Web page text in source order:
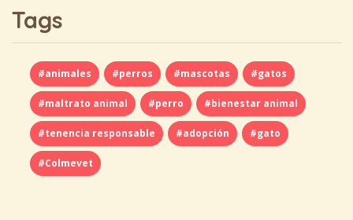
Tags
#animales #perros #mascotas #gatos
#maltrato animal #perro #bienestar animal
#tenencia responsable #adopción #gato
#Colmevet